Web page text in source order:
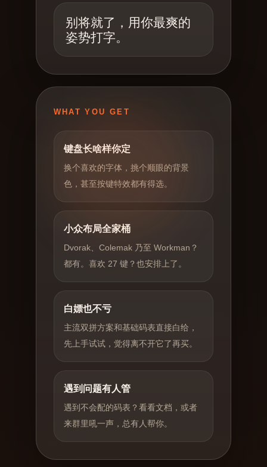
别将就了，用你最爽的
姿势打字。
WHAT YOU GET
键盘长啥样你定
换个喜欢的字体，挑个顺眼的背景
色，甚至按键特效都有得选。
小众布局全家桶
Dvorak、Colemak 乃至 Workman？
都有。喜欢 27 键？也安排上了。
白嫖也不亏
主流双拼方案和基础码表直接白给，
先上手试试，觉得离不开它了再买。
遇到问题有人管
遇到不会配的码表？看看文档，或者
来群里吼一声，总有人帮你。